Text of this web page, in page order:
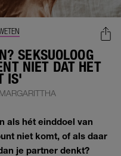
SEKSUOLOOG
NIET DAT HET
IS'
als hét einddoel van
niet komt, of als daar
je partner denkt?